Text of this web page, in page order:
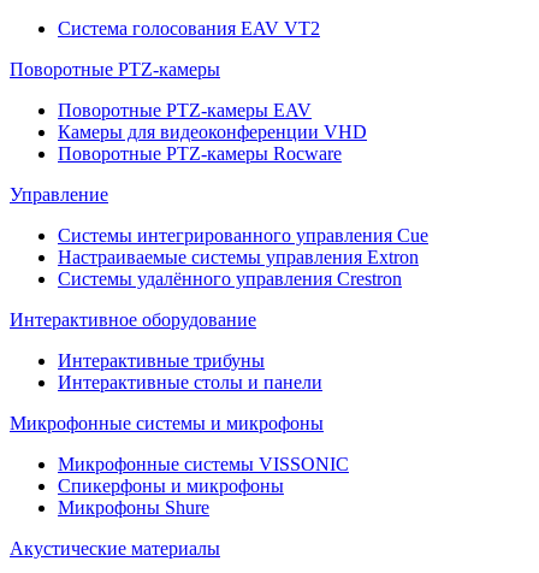
Система голосования EAV VT2
Поворотные PTZ-камеры
Поворотные PTZ-камеры EAV
Камеры для видеоконференции VHD
Поворотные PTZ-камеры Rocware
Управление
Системы интегрированного управления Cue
Настраиваемые системы управления Extron
Системы удалённого управления Crestron
Интерактивное оборудование
Интерактивные трибуны
Интерактивные столы и панели
Микрофонные системы и микрофоны
Микрофонные системы VISSONIC
Спикерфоны и микрофоны
Микрофоны Shure
Акустические материалы